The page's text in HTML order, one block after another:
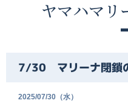
ヤマハマリ
7/30 マリーナ閉鎖
2025/07/30（水）